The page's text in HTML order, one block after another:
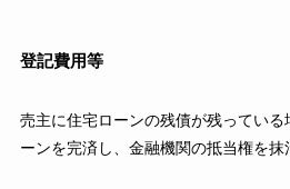
登記費用等
売主に住宅ローンの残債が残ってい
ーンを完済し、金融機関の抵当権を抹